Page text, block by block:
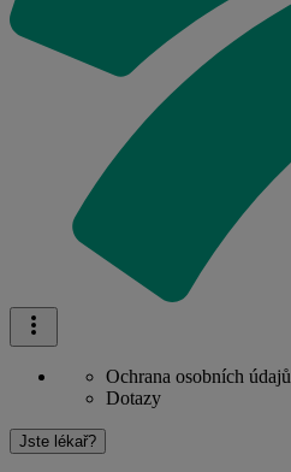
Ochrana osobních údajů
Dotazy
Jste lékař?